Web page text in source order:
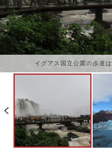
イグアス国立公園の歩道